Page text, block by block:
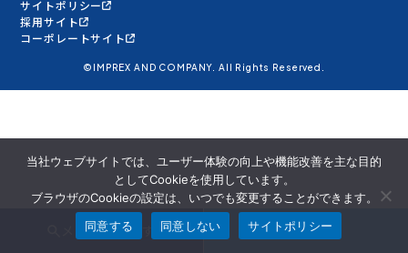
メンバーを探す 面談申込
©IMPREX AND COMPANY. All Rights Reserved.
サイトポリシー
採用サイト
コーポレートサイト
当社ウェブサイトでは、ユーザー体験の向上や機能改善を主な目的
としてCookieを使用しています。
ブラウザのCookieの設定は、いつでも変更することができます。
同意する
同意しない サイトポリシー